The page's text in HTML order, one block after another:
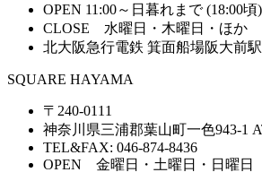
OPEN 11:00～日暮れまで (18:00頃)
CLOSE 水曜日・木曜日・ほか
北大阪急行電鉄 箕面船場阪大前
SQUARE HAYAMA
〒240-0111
神奈川県三浦郡葉山町一色943-1
TEL&FAX: 046-874-8436
OPEN 金曜日・土曜日・日曜日